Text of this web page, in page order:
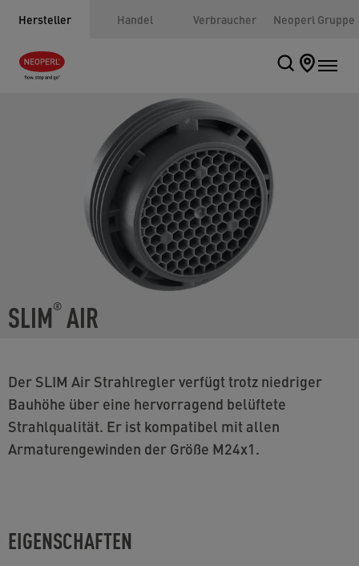
Hersteller Handel Verbraucher Neoperl Gruppe
SLIM® AIR
Der SLIM Air Strahlregler verfügt trotz niedriger
Bauhöhe über eine hervorragend belüftete
Strahlqualität. Er ist kompatibel mit allen
Armaturengewinden der Größe M24x1.
EIGENSCHAFTEN